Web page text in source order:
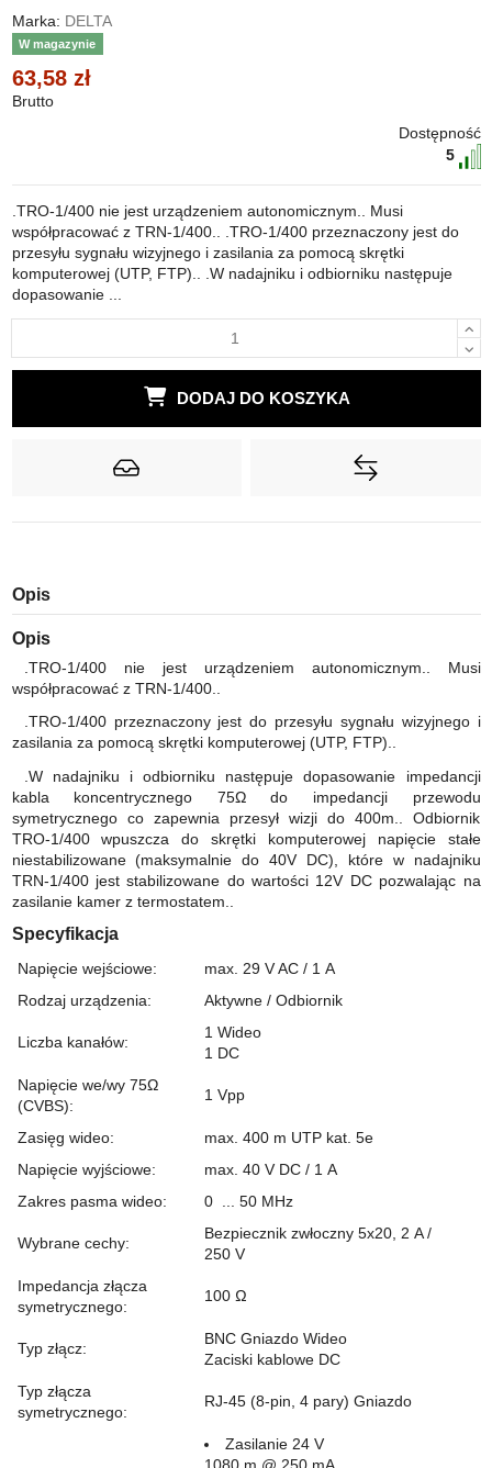
Marka: DELTA
W magazynie
63,58 zł
Brutto
Dostępność
5
.TRO-1/400 nie jest urządzeniem autonomicznym.. Musi
współpracować z TRN-1/400.. .TRO-1/400 przeznaczony jest do
przesyłu sygnału wizyjnego i zasilania za pomocą skrętki
komputerowej (UTP, FTP).. .W nadajniku i odbiorniku następuje
dopasowanie ...
DODAJ DO KOSZYKA
Opis
Opis
.TRO-1/400 nie jest urządzeniem autonomicznym.. Musi
współpracować z TRN-1/400..
.TRO-1/400 przeznaczony jest do przesyłu sygnału wizyjnego i
zasilania za pomocą skrętki komputerowej (UTP, FTP)..
.W nadajniku i odbiorniku następuje dopasowanie impedancji
kabla koncentrycznego 75Ω do impedancji przewodu
symetrycznego co zapewnia przesył wizji do 400m.. Odbiornik
TRO-1/400 wpuszcza do skrętki komputerowej napięcie stałe
niestabilizowane (maksymalnie do 40V DC), które w nadajniku
TRN-1/400 jest stabilizowane do wartości 12V DC pozwalając na
zasilanie kamer z termostatem..
Specyfikacja
Napięcie wejściowe: max. 29 VAC/ 1 A
Rodzaj urządzenia: Aktywne / Odbiornik
Liczba kanałów:
1 Wideo
1 DC
Napięcie we/wy 75Ω
(CVBS):
1 Vpp
Zasięg wideo:
max. 400 m UTP kat. 5e
Napięcie wyjściowe: max. 40 V DC/ 1 A
Zakres pasma wideo: 0 ... 50 MHz
Wybrane cechy:
Bezpiecznik zwłoczny 5x20, 2 A /
250 V
Impedancja złącza
symetrycznego:
100 Ω
Typ złącz:
BNCGniazdo Wideo
Zaciski kablowe DC
Typ złącza
symetrycznego:
RJ-45 (8-pin, 4 pary) Gniazdo
Zasilanie 24 V
1080 m @ 250 mA